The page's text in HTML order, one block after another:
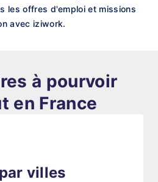
les offres d'emploi et missions
avec iziwork.
à pourvoir
en France
villes